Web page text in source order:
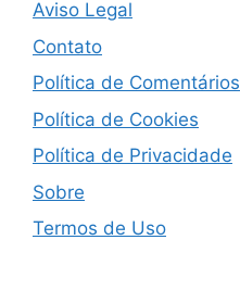
Aviso Legal
Contato
Política de Comentários
Política de Cookies
Política de Privacidade
Sobre
Termos de Uso